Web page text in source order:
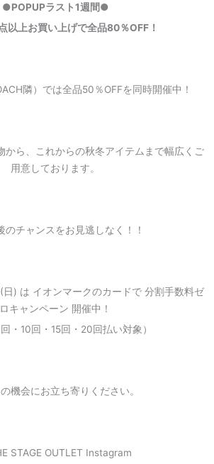
●POPUPラスト1週間●
以上お買い上げで全品80％OFF！
隣）では全品50％OFFを同時開催中！
から、これからの秋冬アイテムまで幅広くご
用意しております。
のチャンスをお見逃しなく！！
) は イオンマークのカードで 分割手数料ゼ
ロキャンペーン 開催中！
・10回・15回・20回払い対象）
機会にお立ち寄りください。
STAGE OUTLET Instagram